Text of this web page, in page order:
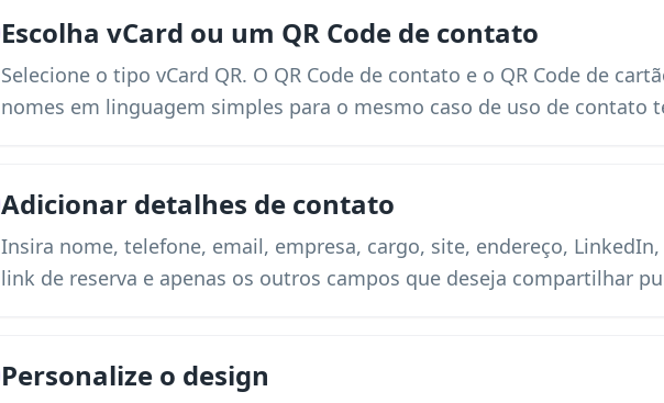
Escolha vCard ou um QR Code de contato
Selecione o tipo vCard QR. O QR Code de contato e o QR Code de
nomes em linguagem simples para o mesmo caso de uso de contato
Adicionar detalhes de contato
Insira nome, telefone, email, empresa, cargo, site, endereço,
link de reserva e apenas os outros campos que deseja compartilhar
Personalize o design